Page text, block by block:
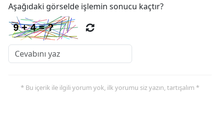
Aşağıdaki görselde işlemin sonucu kaçtır?
* Bu içerik ile ilgili yorum yok, ilk yorumu siz yazın, tartışalım *